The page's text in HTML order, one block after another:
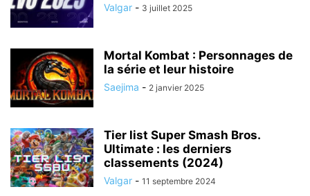
Valgar - 3 juillet 2025
Mortal Kombat : Personnages de
la série et leur histoire
Saejima - 2 janvier 2025
Tier list Super Smash Bros.
Ultimate : les derniers
classements (2024)
Valgar - 11 septembre 2024